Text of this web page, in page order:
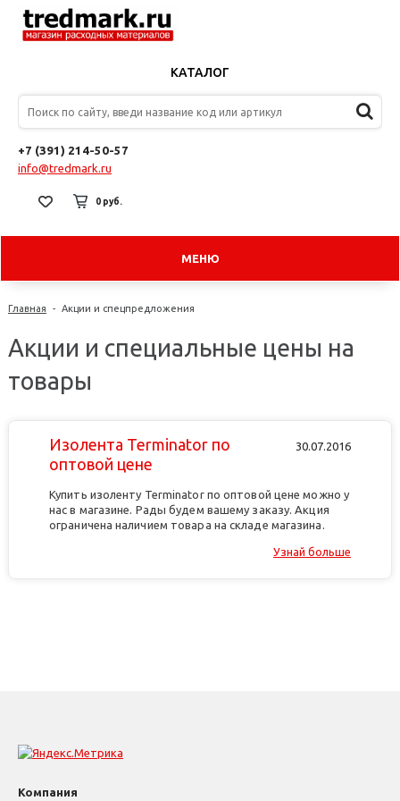
КАТАЛОГ
+7 (391) 214-50-57
info@tredmark.ru
0 руб.
МЕНЮ
Главная - Акции и спецпредложения
Акции и специальные цены на
товары
Изолента Terminator по
оптовой цене
30.07.2016
Купить изоленту Terminator по оптовой цене можно у
нас в магазине. Рады будем вашему заказу. Акция
ограничена наличием товара на складе магазина.
Узнай больше
Компания